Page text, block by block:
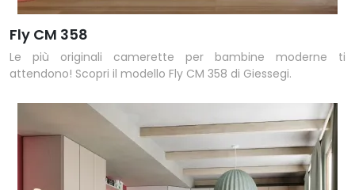
Fly CM 358
Le più originali camerette per bambine moderne ti
attendono! Scopri il modello Fly CM 358 di Giessegi.